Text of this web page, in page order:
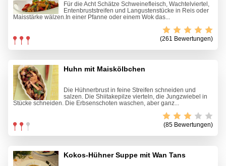
Für die Acht Schätze Schweinefleisch, Wachtelviertel,
Entenbruststreifen und Langustenstücke in Reis oder
Maisstärke wälzen.In einer Pfanne oder einem Wok das...
(261 Bewertungen)
Huhn mit Maiskölbchen
Die Hühnerbrust in feine Streifen schneiden und
salzen. Die Shiitakepilze vierteln, die Jungzwiebel in
Stücke schneiden. Die Erbsenschoten waschen, aber ganz...
(85 Bewertungen)
Kokos-Hühner Suppe mit Wan Tans